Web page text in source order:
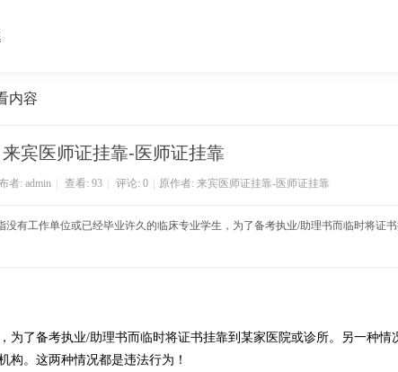
内容
来宾医师证挂靠-医师证挂靠
者: admin 查看: 93 评论: 0 原作者: 来宾医师证挂靠-医师证挂靠
有工作单位或已经毕业许久的临床专业学生，为了备考执业/助理书而临时将证
为了备考执业/助理书而临时将证书挂靠到某家医院或诊所。另一种情
构。这两种情况都是违法行为！